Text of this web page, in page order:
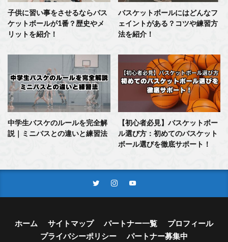
子供に習い事をさせるならバス
ケットボールが1番？歴史やメ
リットを紹介！
バスケットボールにはどんなフ
ェイントがある？コツや練習方
法を紹介！
中学生バスケのルールを完全解
説｜ミニバスとの違いと練習法
【初心者必見】バスケットボー
ル選び方：初めてのバスケット
ボール選びを徹底サポート！
ホーム サイトマップ パートナー一覧
プロフィール
プライバシーポリシー
パートナー募集中